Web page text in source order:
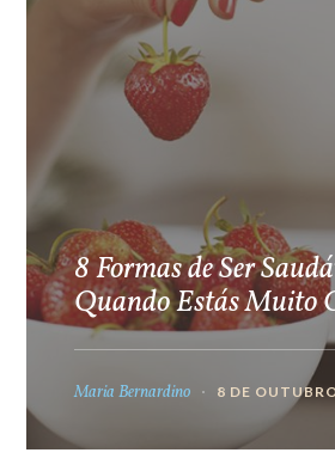
8 Formas de Ser
Quando Estás Muito
Maria Bernardino 8 DE